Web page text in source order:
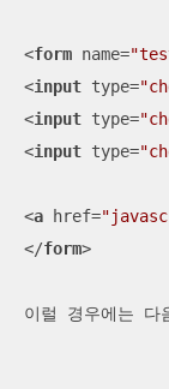
<form name=
<input type=
<input type=
<input type=
<a href=
</form>
이럴 경우에는